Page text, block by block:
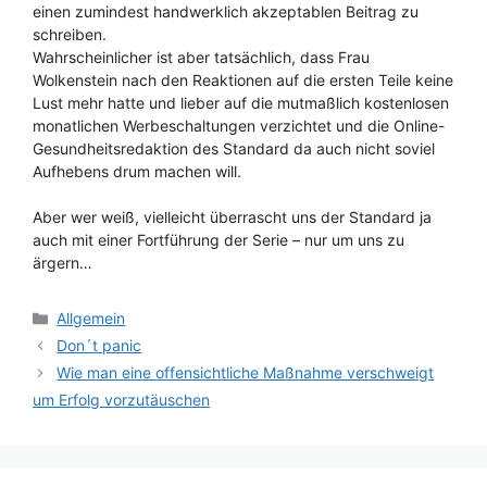
einen zumindest handwerklich akzeptablen Beitrag zu
schreiben.
Wahrscheinlicher ist aber tatsächlich, dass Frau
Wolkenstein nach den Reaktionen auf die ersten Teile keine
Lust mehr hatte und lieber auf die mutmaßlich kostenlosen
monatlichen Werbeschaltungen verzichtet und die Online-
Gesundheitsredaktion des Standard da auch nicht soviel
Aufhebens drum machen will.
Aber wer weiß, vielleicht überrascht uns der Standard ja
auch mit einer Fortführung der Serie – nur um uns zu
ärgern…
Kategorien
Allgemein
Don´t panic
Wie man eine offensichtliche Maßnahme verschweigt
um Erfolg vorzutäuschen